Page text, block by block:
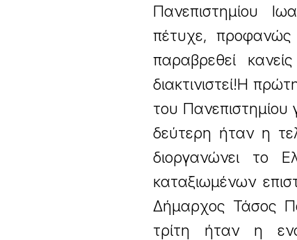
Πανεπιστημίου
πέτυχε, προφανώς
παραβρεθεί
διακτινιστεί!Η
του
δεύτερη ήταν η
διοργανώνει το
καταξιωμένων
Δήμαρχος Τάσος
τρίτη ήταν η